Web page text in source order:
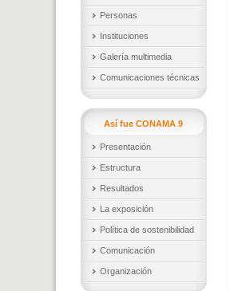
Personas
Instituciones
Galería multimedia
Comunicaciones técnicas
Así fue CONAMA 9
Presentación
Estructura
Resultados
La exposición
Política de sostenibilidad
Comunicación
Organización